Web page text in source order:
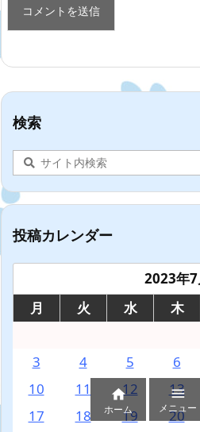
検索
投稿カレンダー
2023年7
月
火 水 木
3
4 5 6
10
11 12 13
17
18 19 20

ホーム

メニュー